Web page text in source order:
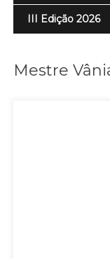
III Edição 2026
Mestre